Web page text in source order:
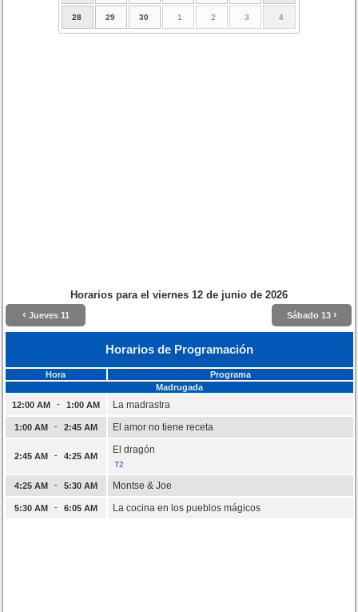
28 29 30 1 2 3 4
Horarios para el viernes 12 de junio de 2026
‹ Jueves 11 Sábado 13 ›
Horarios de Programación
Hora
Programa
Madrugada
12:00 AM
- 1:00 AM La madrastra
1:00 AM - 2:45 AM El amor no tiene receta
2:45 AM - 4:25 AM
El dragón
T2
4:25 AM - 5:30 AM Montse & Joe
5:30 AM - 6:05 AM La cocina en los pueblos mágicos